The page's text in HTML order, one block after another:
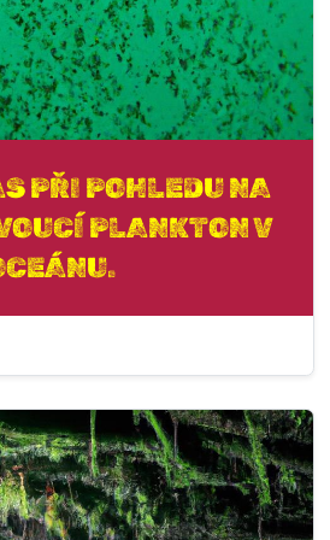
PŘI POHLEDU NA
PLANKTON V